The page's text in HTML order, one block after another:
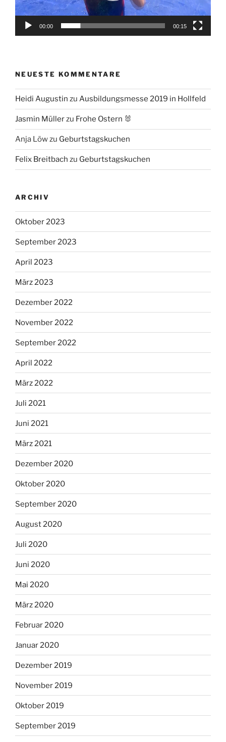
00:00 00:15
NEUESTE KOMMENTARE
Heidi Augustin zu Ausbildungsmesse 2019 in Hollfeld
Jasmin Müllerzu Frohe Ostern 🐰
Anja Löwzu Geburtstagskuchen
Felix Breitbach zu Geburtstagskuchen
ARCHIV
Oktober 2023
September 2023
April 2023
März 2023
Dezember 2022
November 2022
September 2022
April 2022
März 2022
Juli 2021
Juni 2021
März 2021
Dezember 2020
Oktober 2020
September 2020
August 2020
Juli 2020
Juni 2020
Mai 2020
März 2020
Februar 2020
Januar 2020
Dezember 2019
November 2019
Oktober 2019
September 2019